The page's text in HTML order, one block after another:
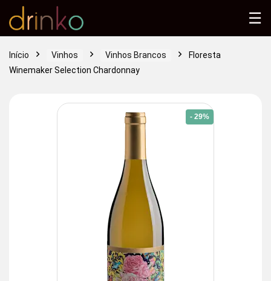
Início Vinhos Vinhos Brancos
Floresta
Winemaker Selection Chardonnay
- 29%
☰